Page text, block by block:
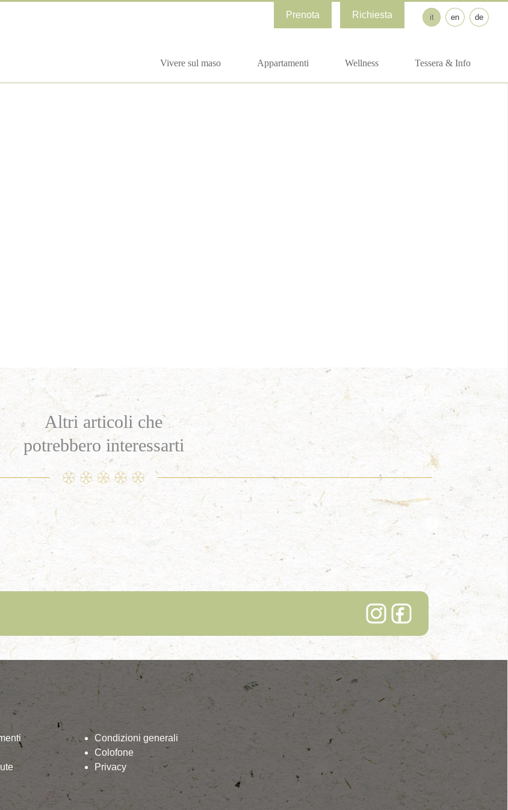
Prenota Richiesta it en de
Vivere sul maso Appartamenti Wellness Tessera & Info
Altri articoli che
potrebbero interessarti
Condizioni generali
Colofone
Privacy
Lindenhof